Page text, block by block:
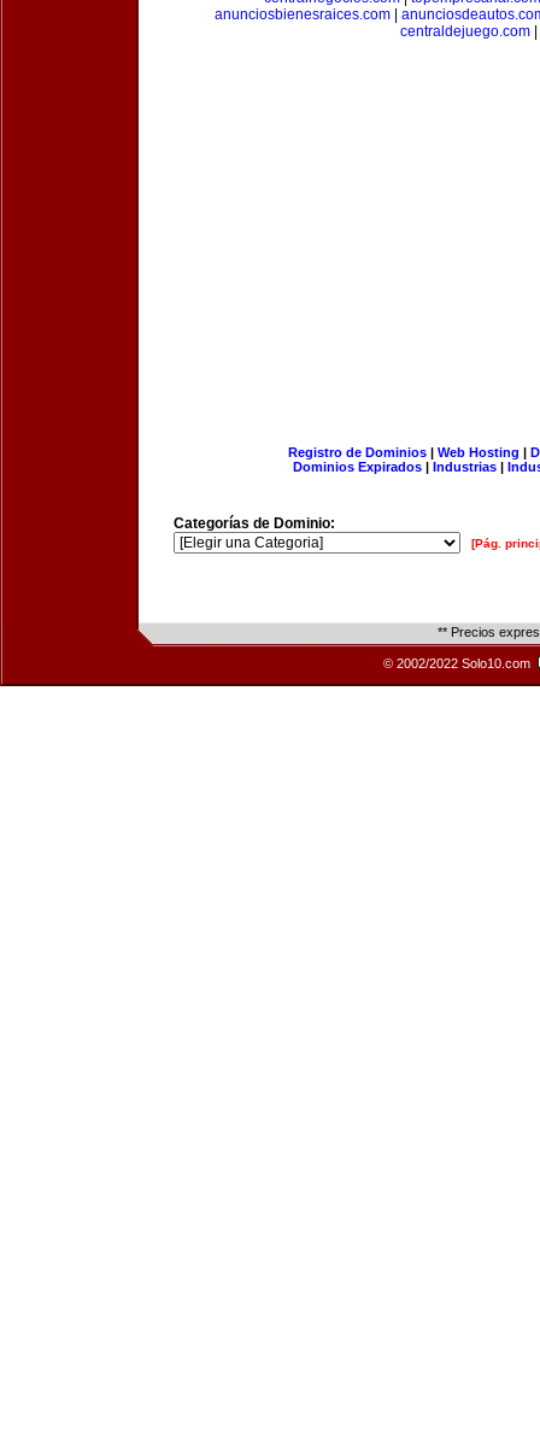
anunciosbienesraices.com|
centraldejuego.com
Registro de Dominios| Web Hosting |
Dominios Expirados | Industrias |
Categorías de Dominio:
[Pág.
** Precios
© 2002/2022 Solo10.com